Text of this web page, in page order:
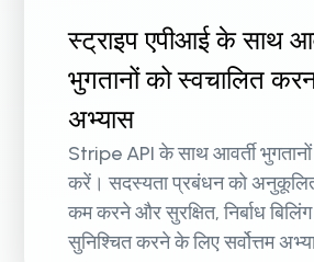
स्ट्राइप एपीआई के साथ
भुगतानों को स्वचालित
अभ्यास
Stripe API के साथ आवर्ती
करें। सदस्यता प्रबंधन को
कम करने और सुरक्षित, निर्बाध
सुनिश्चित करने के लिए सर्वोत्तम